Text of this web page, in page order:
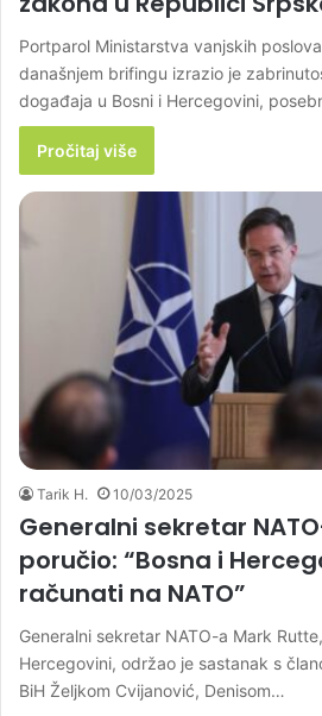
Portparol Ministarstva vanjskih
današnjem brifingu izrazio je
događaja u Bosni i Hercegovini,
Pročitaj više
Tarik H. 10/03/2025
Generalni sekretar
poručio: “Bosna i
računati na NATO”
Generalni sekretar NATO-a Mark
Hercegovini, održao je sastanak s
BiH Željkom Cvijanović, Denisom…